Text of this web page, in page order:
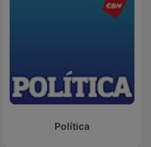
Política